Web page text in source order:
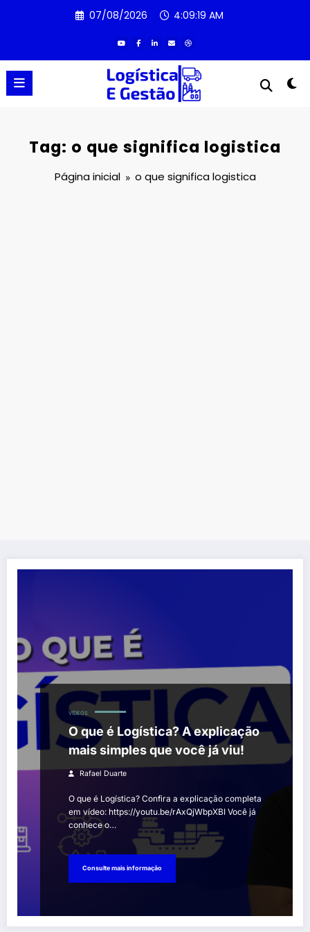
07/08/2026 4:09:19 AM
Tag: o que significa logistica
Página inicial o que significa logistica
VÍDEOS
O que é Logística? A explicação
mais simples que você já viu!
Rafael Duarte
O que é Logística? Confira a explicação completa
em vídeo: https://youtu.be/rAxQjWbpXBI Você já
conhece o…
Consulte mais informação